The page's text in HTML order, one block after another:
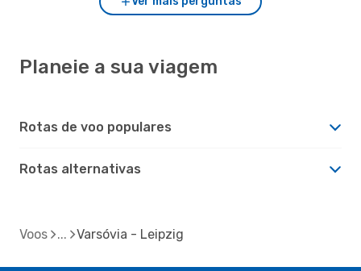
Planeie a sua viagem
Rotas de voo populares
Rotas alternativas
Voos Varsóvia - Leipzig